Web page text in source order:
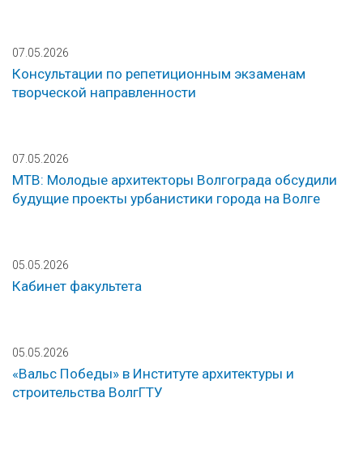
07.05.2026
Консультации по репетиционным экзаменам
творческой направленности
07.05.2026
МТВ: Молодые архитекторы Волгограда обсудили
будущие проекты урбанистики города на Волге
05.05.2026
Кабинет факультета
05.05.2026
«Вальс Победы» в Институте архитектуры и
строительства ВолгГТУ